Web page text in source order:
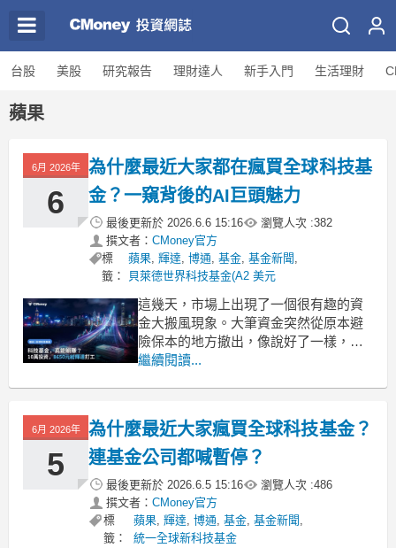
台股 美股 研究報告 理財達人 新手入門 生活理財
蘋果
6月 2026年
6
為什麼最近大家都在瘋買全球科技基
金？一窺背後的AI巨頭魅力
最後更新於 2026.6.6 15:16 瀏覽人次 :382
撰文者： CMoney官方
標
籤：
蘋果,輝達,博通,基金,基金新聞 ,
貝萊德世界科技基金(A2 美元
這幾天，市場上出現了一個很有趣的資
金大搬風現象。大筆資金突然從原本避
險保本的地方撤出，像說好了一樣，瘋
狂湧入全球科技板塊的基金。到底是什
大家都買了些什麼？原來是為了這幾家
巨頭
其實這背後，是大家對 AI 科技發展的強
繼續閱讀...
6月 2026年
5
為什麼最近大家瘋買全球科技基金？
連基金公司都喊暫停？
最後更新於 2026.6.5 15:16 瀏覽人次 :486
撰文者： CMoney官方
標
籤：
蘋果,輝達,博通,基金,基金新聞 ,
統一全球新科技基金